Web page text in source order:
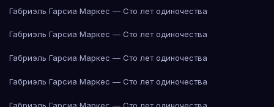
Габриэль Гарсиа Маркес — Сто лет одиночества
Габриэль Гарсиа Маркес — Сто лет одиночества
Габриэль Гарсиа Маркес — Сто лет одиночества
Габриэль Гарсиа Маркес — Сто лет одиночества
Габриэль Гарсиа Маркес — Сто лет одиночества